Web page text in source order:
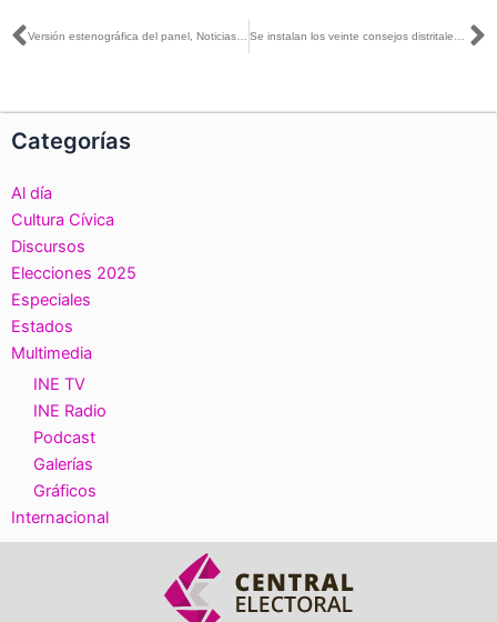
Ant Versión estenográfica del panel, Noticias falsas en las elecciones, en el marco de la II Cumbre de la Democracia Electoral Se instalan los veinte consejos distritales del INE en Jalisco
Categorías
Al día
Cultura Cívica
Discursos
Elecciones 2025
Especiales
Estados
Multimedia
INE TV
INE Radio
Podcast
Galerías
Gráficos
Internacional